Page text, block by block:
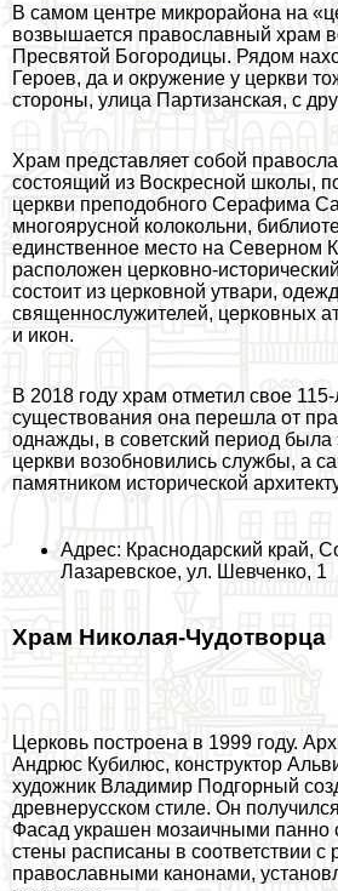
В самом центре микрорайона на
возвышается православный храм
Пресвятой Богородицы. Рядом
Героев, да и окружение у церкви
стороны, улица Партизанская, с
Храм представляет собой
состоящий из Воскресной школы,
церкви преподобного Серафима
многоярусной колокольни,
единственное место на Северном
расположен церковно-
состоит из церковной утвари,
священнослужителей, церковных
и икон.
В 2018 году храм отметил свое
существования она перешла от
однажды, в советский период была
церкви возобновились службы, а
памятником исторической
Адрес: Краснодарский край,
Лазаревское, ул. Шевченко, 1
Храм Николая-Чудотворца
Церковь построена в 1999 году.
Андрюс Кубилюс, конструктор
художник Владимир Подгорный
древнерусском стиле. Он
Фасад украшен мозаичными панно
стены расписаны в соответствии с
православными канонами,